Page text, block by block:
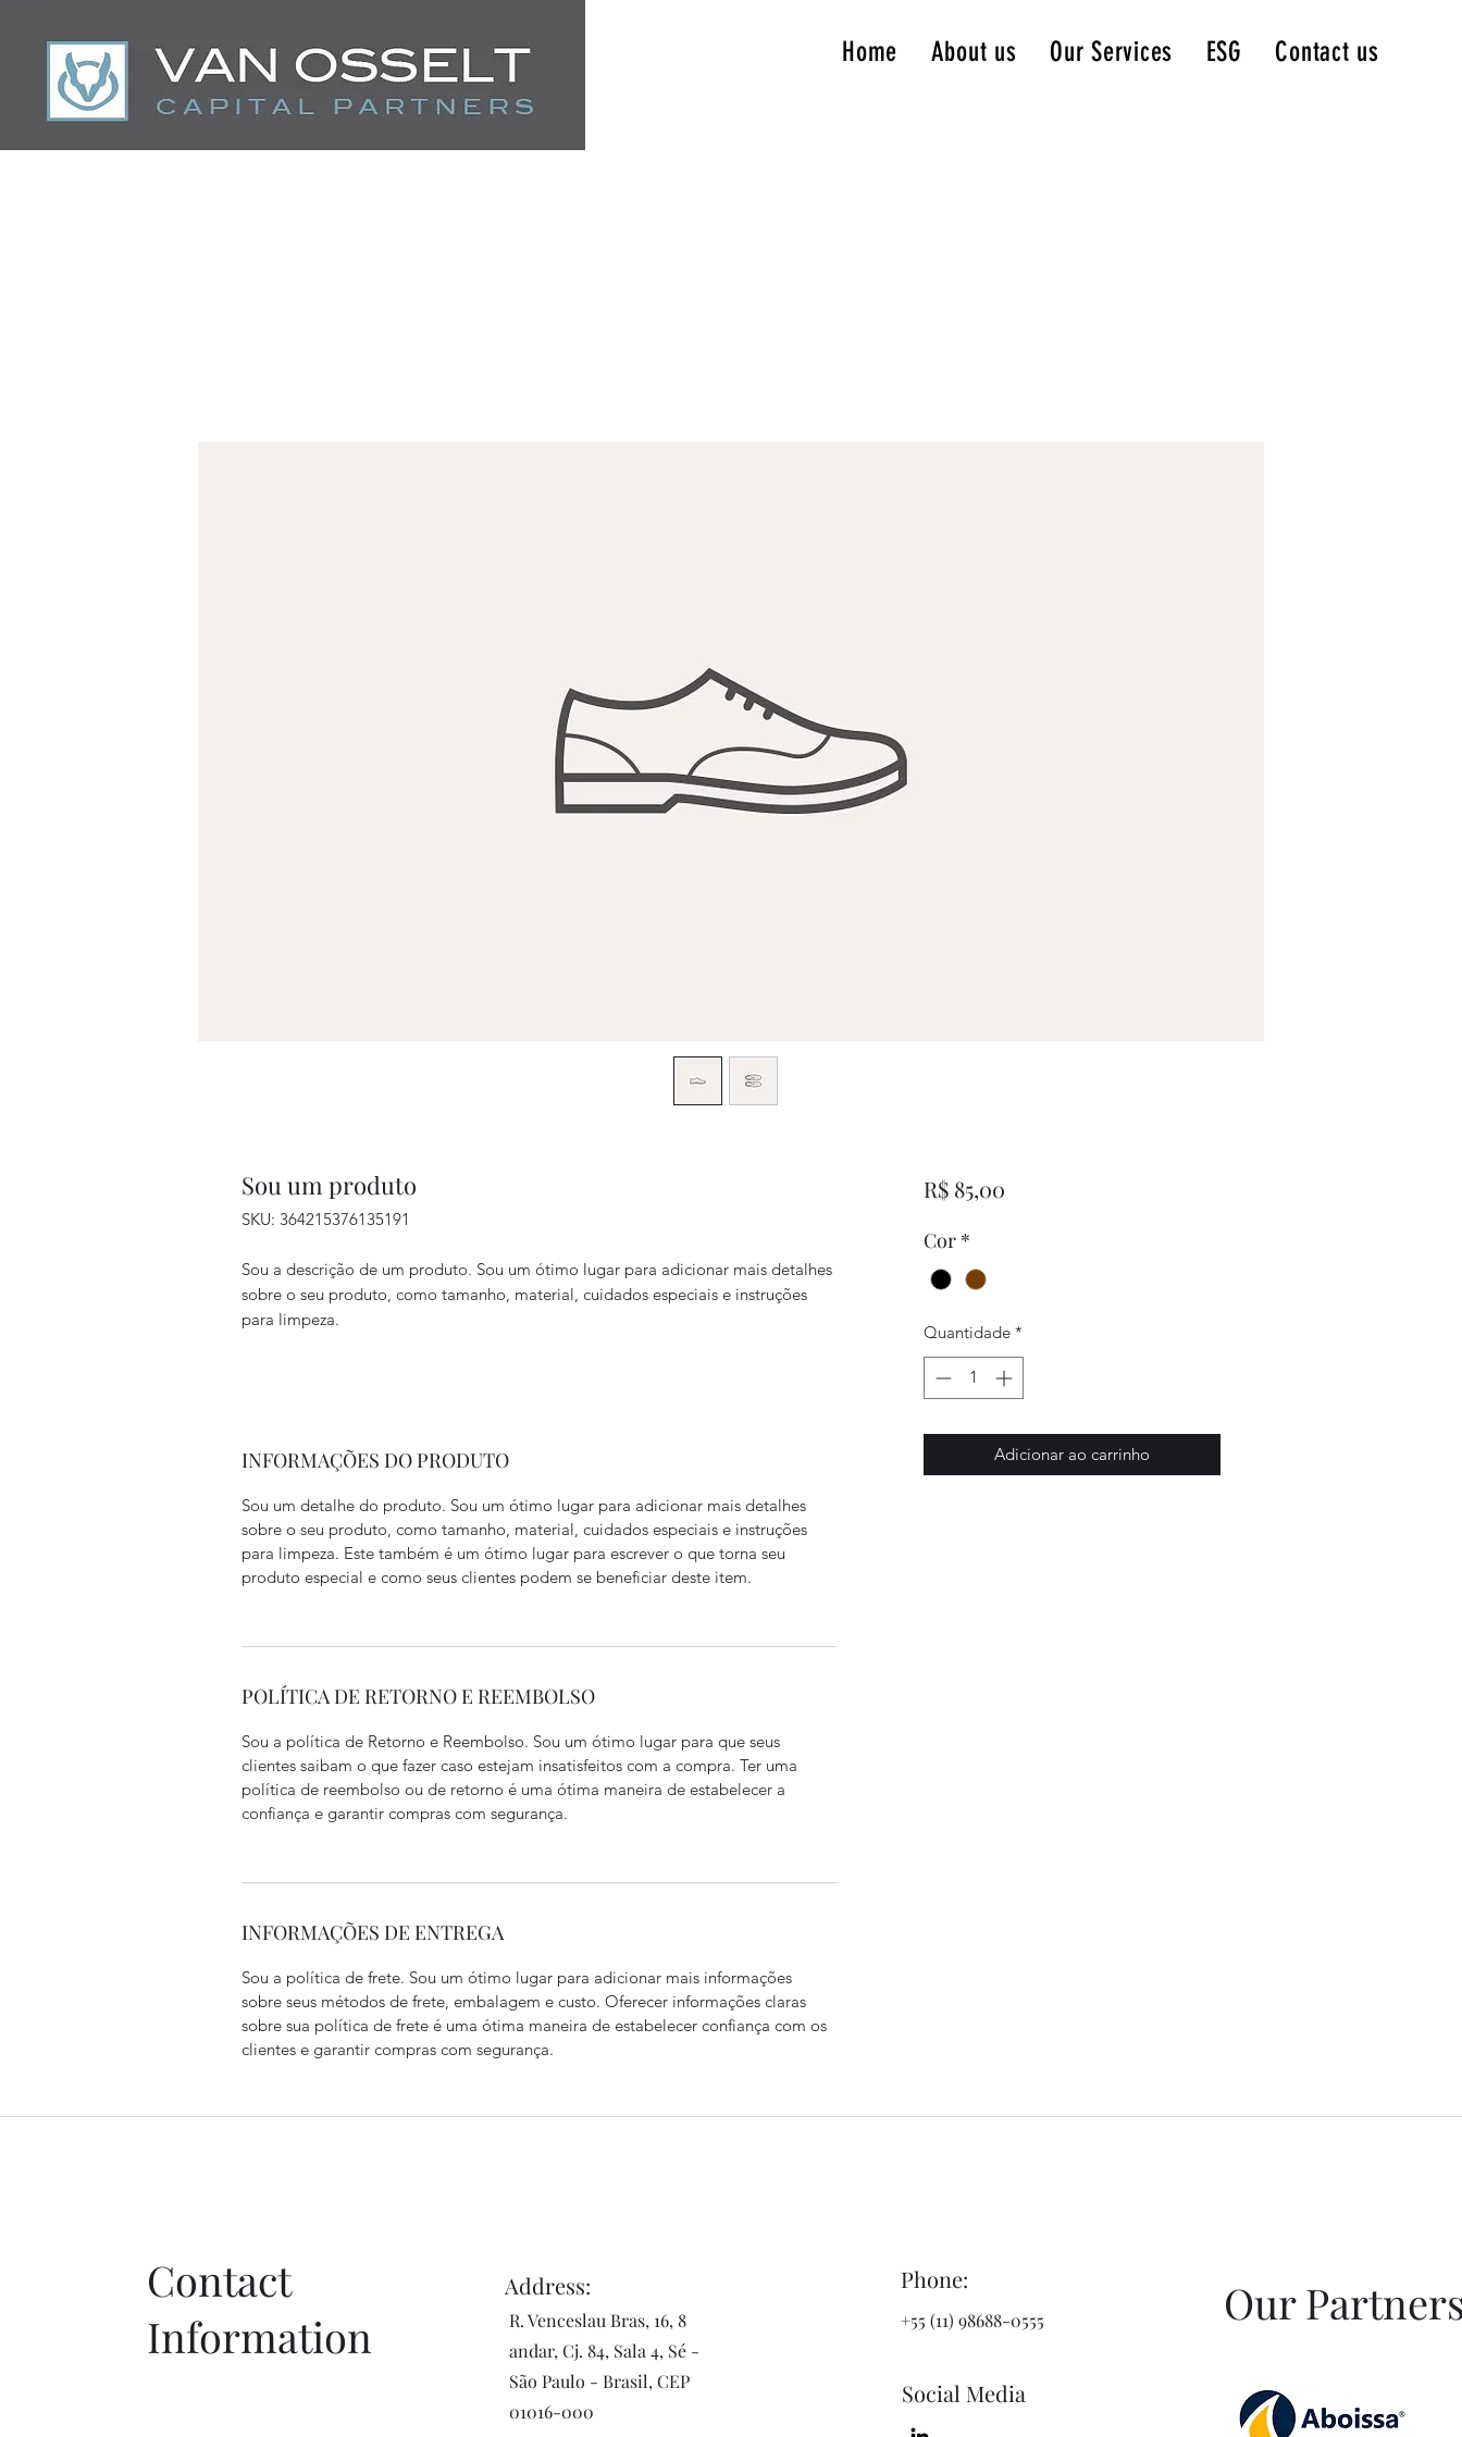
Home About us Our Services ESG Contact us
Sou um produto
SKU: 364215376135191
Sou a descrição de um produto. Sou um ótimo lugar para adicionar mais detalhes
sobre o seu produto, como tamanho, material, cuidados especiais e instruções
para limpeza.
INFORMAÇÕES DO PRODUTO
Sou um detalhe do produto. Sou um ótimo lugar para adicionar mais detalhes
sobre o seu produto, como tamanho, material, cuidados especiais e instruções
para limpeza. Este também é um ótimo lugar para escrever o que torna seu
produto especial e como seus clientes podem se beneficiar deste item.
POLÍTICA DE RETORNO E REEMBOLSO
Sou a política de Retorno e Reembolso. Sou um ótimo lugar para que seus
clientes saibam o que fazer caso estejam insatisfeitos com a compra. Ter uma
política de reembolso ou de retorno é uma ótima maneira de estabelecer a
confiança e garantir compras com segurança.
INFORMAÇÕES DE ENTREGA
Sou a política de frete. Sou um ótimo lugar para adicionar mais informações
sobre seus métodos de frete, embalagem e custo. Oferecer informações claras
sobre sua política de frete é uma ótima maneira de estabelecer confiança com os
clientes e garantir compras com segurança.
R$ 85,00Preço
Cor *
Quantidade *
Adicionar ao carrinho
Contact
Information
Address:
R. Venceslau Bras, 16, 8
andar, Cj. 84, Sala 4, Sé -
São Paulo - Brasil, CEP
01016-000
Phone:
+55 (11) 98688-0555
Social Media
Our